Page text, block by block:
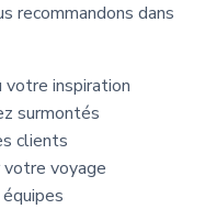
recommandons dans
inspiration
surmontés
clients
votre voyage